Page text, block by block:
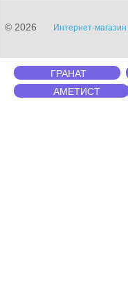
© 2026 Интернет-
ГРАНАТ
АМЕТИСТ